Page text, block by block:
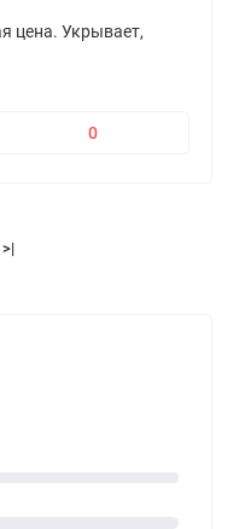
цена. Укрывает,
0
>|